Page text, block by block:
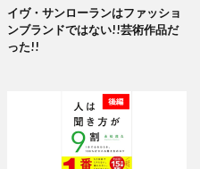
イヴ・サンローランはファッショ
ンブランドではない!!芸術作品だ
った!!